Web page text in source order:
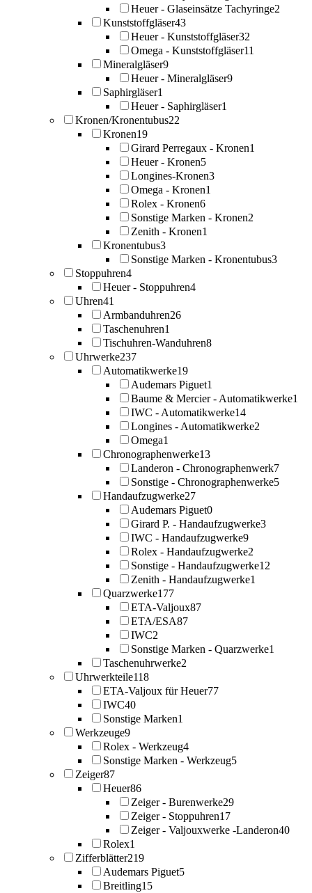
Heuer - Glaseinsätze Tachyringe2
Kunststoffgläser43
Heuer - Kunststoffgläser32
Omega - Kunststoffgläser11
Mineralgläser9
Heuer - Mineralgläser9
Saphirgläser1
Heuer - Saphirgläser1
Kronen/Kronentubus22
Kronen19
Girard Perregaux - Kronen1
Heuer - Kronen5
Longines-Kronen3
Omega - Kronen1
Rolex - Kronen6
Sonstige Marken - Kronen2
Zenith - Kronen1
Kronentubus3
Sonstige Marken - Kronentubus3
Stoppuhren4
Heuer - Stoppuhren4
Uhren41
Armbanduhren26
Taschenuhren1
Tischuhren-Wanduhren8
Uhrwerke237
Automatikwerke19
Audemars Piguet1
Baume & Mercier - Automatikwerke1
IWC - Automatikwerke14
Longines - Automatikwerke2
Omega1
Chronographenwerke13
Landeron - Chronographenwerk7
Sonstige - Chronographenwerke5
Handaufzugwerke27
Audemars Piguet0
Girard P. - Handaufzugwerke3
IWC - Handaufzugwerke9
Rolex - Handaufzugwerke2
Sonstige - Handaufzugwerke12
Zenith - Handaufzugwerke1
Quarzwerke177
ETA-Valjoux87
ETA/ESA87
IWC2
Sonstige Marken - Quarzwerke1
Taschenuhrwerke2
Uhrwerkteile118
ETA-Valjoux für Heuer77
IWC40
Sonstige Marken1
Werkzeuge9
Rolex - Werkzeug4
Sonstige Marken - Werkzeug5
Zeiger87
Heuer86
Zeiger - Burenwerke29
Zeiger - Stoppuhren17
Zeiger - Valjouxwerke -Landeron40
Rolex1
Zifferblätter219
Audemars Piguet5
Breitling15